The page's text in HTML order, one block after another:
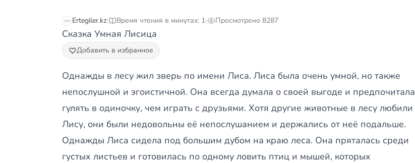
Ertegiler.kz| Время чтения в минутах: 1| Просмотрено 8287
Сказка Умная Лисица
Добавить в избранное
Однажды в лесу жил зверь по имени Лиса. Лиса была очень умной, но также
непослушной и эгоистичной. Она всегда думала о своей выгоде и предпочитала
гулять в одиночку, чем играть с друзьями. Хотя другие животные в лесу любили
Лису, они были недовольны её непослушанием и держались от неё подальше.
Однажды Лиса сидела под большим дубом на краю леса. Она пряталась среди
густых листьев и готовилась по одному ловить птиц и мышей, которых